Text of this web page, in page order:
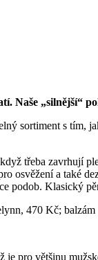
Naše „silnější“
sortiment s tím,
třeba zavrhují
osvěžení a také
podob. Klasický
470 Kč;
pro většinu